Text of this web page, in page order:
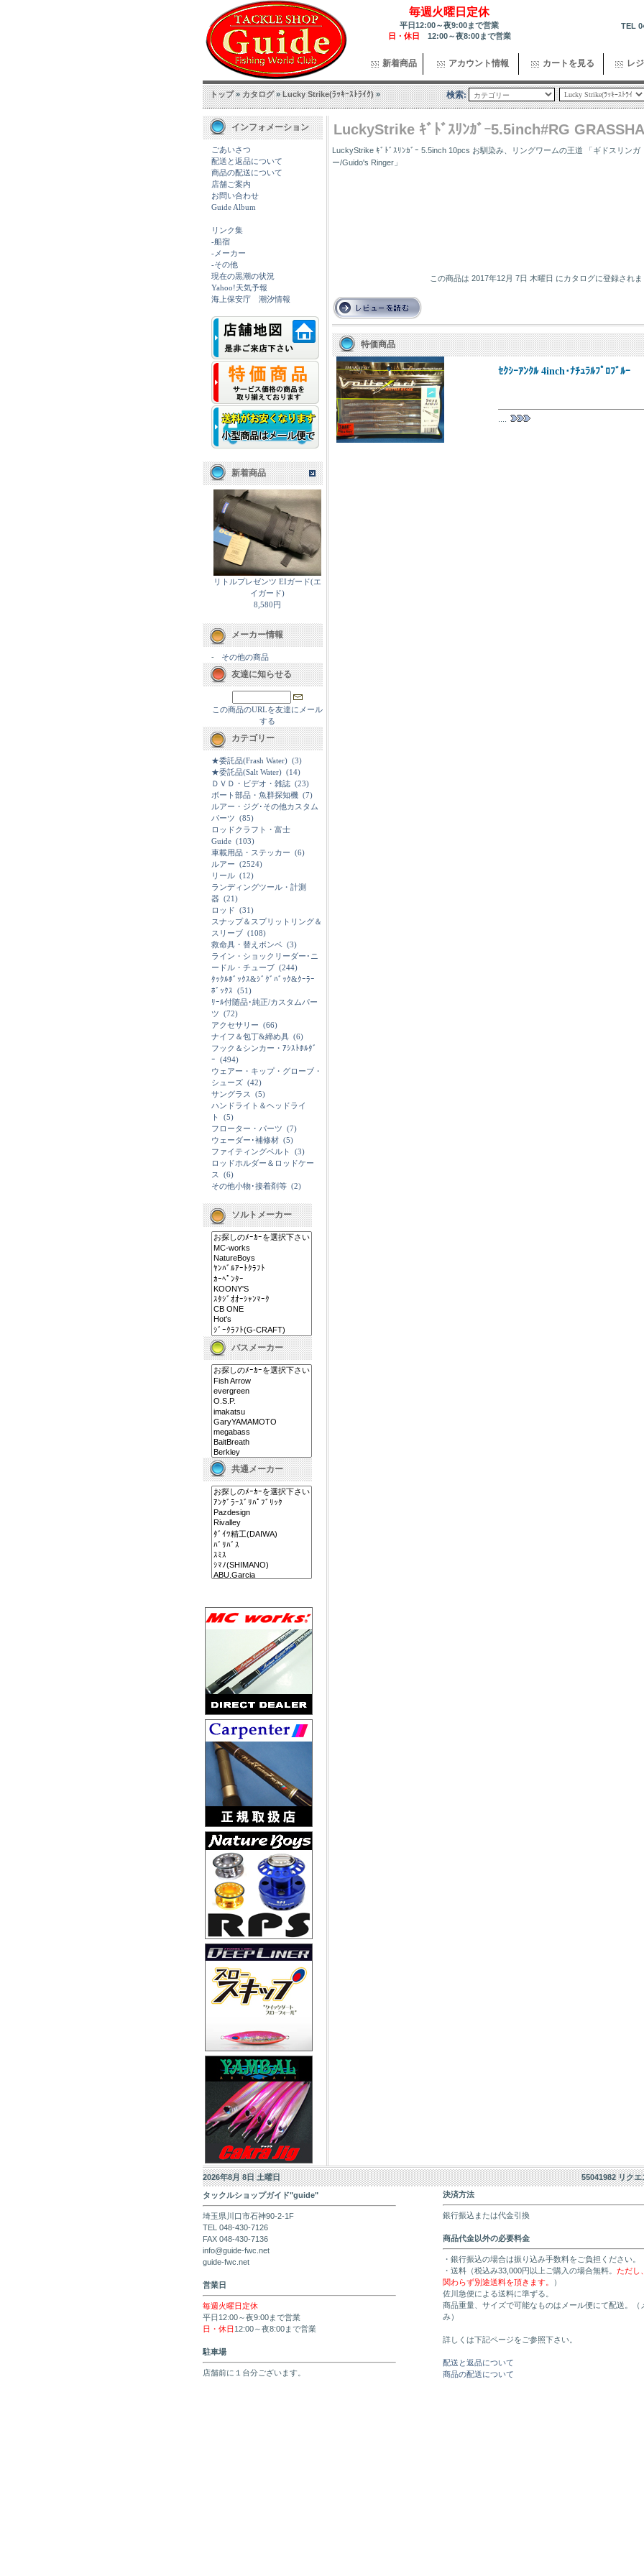
毎週火曜日定休
平日12:00～夜9:00まで営業
日・休日 12:00～夜8:00まで営業
TEL
新着商品 アカウント情報 カートを見る レ
トップ»カタログ»Lucky Strike(ﾗｯｷｰｽﾄﾗｲｸ)» 検索:
インフォメーション
ごあいさつ
配送と返品について
商品の配送について
店舗ご案内
お問い合わせ
Guide Album
リンク集
-船宿
-メーカー
-その他
現在の黒潮の状況
Yahoo!天気予報
海上保安庁 潮汐情報
新着商品
リトルプレゼンツ EIガード(エ
イガード)
8,580円
メーカー情報
- その他の商品
友達に知らせる
この商品のURLを友達にメール
する
カテゴリー
★委託品(Frash Water) (3)
★委託品(Salt Water) (14)
ＤＶＤ・ビデオ・雑誌 (23)
ボート部品・魚群探知機 (7)
ルアー・ジグ･その他カスタム
パーツ (85)
ロッドクラフト・富士
Guide (103)
車載用品・ステッカー (6)
ルアー (2524)
リール (12)
ランディングツール・計測
器 (21)
ロッド (31)
スナップ＆スプリットリング＆
スリーブ (108)
救命具・替えボンベ (3)
ライン・ショックリーダー･ニ
ードル・チューブ (244)
ﾀｯｸﾙﾎﾞｯｸｽ&ｼﾞｸﾞﾊﾞｯｸ&ｸｰﾗｰ
ﾎﾞｯｸｽ (51)
ﾘｰﾙ付随品･純正/カスタムパー
ツ (72)
アクセサリー (66)
ナイフ＆包丁&締め具 (6)
フック＆シンカー・ｱｼｽﾄﾎﾙﾀﾞ
ｰ (494)
ウェアー・キップ・グローブ・
シューズ (42)
サングラス
(5)
ハンドライト＆ヘッドライ
ト
(5)
フローター・パーツ (7)
ウェーダー･補修材 (5)
ファイティングベルト
(3)
ロッドホルダー＆ロッドケー
ス
(6)
その他小物･接着剤等 (2)
ソルトメーカー
バスメーカー
共通メーカー
LuckyStrike ｷﾞﾄﾞｽﾘﾝｶﾞｰ5.5inch#RG
LuckyStrike ｷﾞﾄﾞｽﾘﾝｶﾞｰ 5.5inch 10pcs お馴染み、リングワームの王道 「ギドスリンガ
ー/Guido's Ringer」
この商品は 2017年12月 7日 木曜日 にカタログに登録されま
特価商品
ｾｸｼｰｱﾝｸﾙ 4inch･ﾅﾁｭﾗﾙﾌﾟﾛﾌﾞﾙｰ
2026年8月 8日 土曜日 55041982 リク
タックルショップガイド"guide"
埼玉県川口市石神90-2-1F
TEL 048-430-7126
FAX 048-430-7136
info@guide-fwc.net
guide-fwc.net
営業日
毎週火曜日定休
平日12:00～夜9:00まで営業
日・休日 12:00～夜8:00まで営業
駐車場
店舗前に１台分ございます。
決済方法
銀行振込または代金引換
商品代金以外の必要料金
・銀行振込の場合は振り込み手数料をご負担ください。
・送料（税込み33,000円以上ご購入の場合無料。 ただし
関わらず別途送料を頂きます。
）
佐川急便による送料に準ずる。
商品重量、サイズで可能なものはメール便にて配送。
み）
詳しくは下記ページをご参照下さい。
配送と返品について
商品の配送について